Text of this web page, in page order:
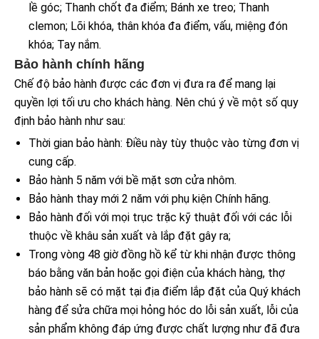
lề góc; Thanh chốt đa điểm; Bánh xe treo; Thanh
clemon; Lõi khóa, thân khóa đa điểm, vấu, miệng đón
khóa; Tay nắm.
Bảo hành chính hãng
Chế độ bảo hành được các đơn vị đưa ra để mang lại
quyền lợi tối ưu cho khách hàng. Nên chú ý về một số quy
định bảo hành như sau:
Thời gian bảo hành: Điều này tùy thuộc vào từng đơn vị
cung cấp.
Bảo hành 5 năm với bề mặt sơn cửa nhôm.
Bảo hành thay mới 2 năm với phụ kiện Chính hãng.
Bảo hành đối với mọi trục trặc kỹ thuật đối với các lỗi
thuộc về khâu sản xuất và lắp đặt gây ra;
Trong vòng 48 giờ đồng hồ kể từ khi nhận được thông
báo bằng văn bản hoặc gọi điện của khách hàng, thợ
bảo hành sẽ có mặt tại địa điểm lắp đặt của Quý khách
hàng để sửa chữa mọi hỏng hóc do lỗi sản xuất, lỗi của
sản phẩm không đáp ứng được chất lượng như đã đưa